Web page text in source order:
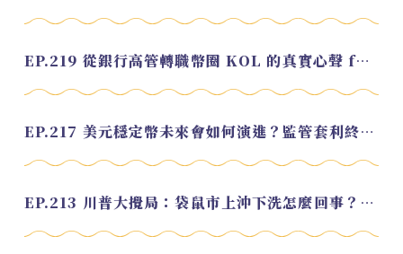
EP.219 從銀行高管轉職幣圈 KOL 的真實心聲 feat.龜大
EP.217 美元穩定幣未來會如何演進？監管套利終將收斂？feat. 研究員 余哲安
EP.213 川普大攪局：袋鼠市上沖下洗怎麼回事？feat. Alvin